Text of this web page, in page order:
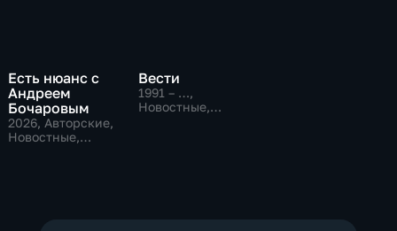
Есть нюанс с
Андреем
Бочаровым
2026, Авторские,
Новостные,
Вести
1991 – …,
Новостные,